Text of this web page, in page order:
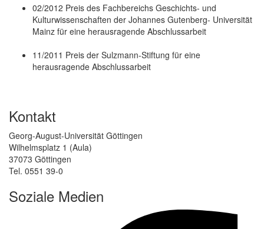
02/2012 Preis des Fachbereichs Geschichts- und
Kulturwissenschaften der Johannes Gutenberg- Universität
Mainz für eine herausragende Abschlussarbeit
11/2011 Preis der Sulzmann-Stiftung für eine
herausragende Abschlussarbeit
Kontakt
Georg-August-Universität Göttingen
Wilhelmsplatz 1 (Aula)
37073 Göttingen
Tel. 0551 39-0
Soziale Medien